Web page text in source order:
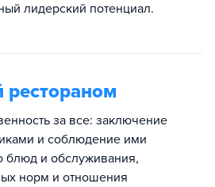
лидерский потенциал.
за все: заключение
и соблюдение ими
блюд и обслуживания,
норм и отношения